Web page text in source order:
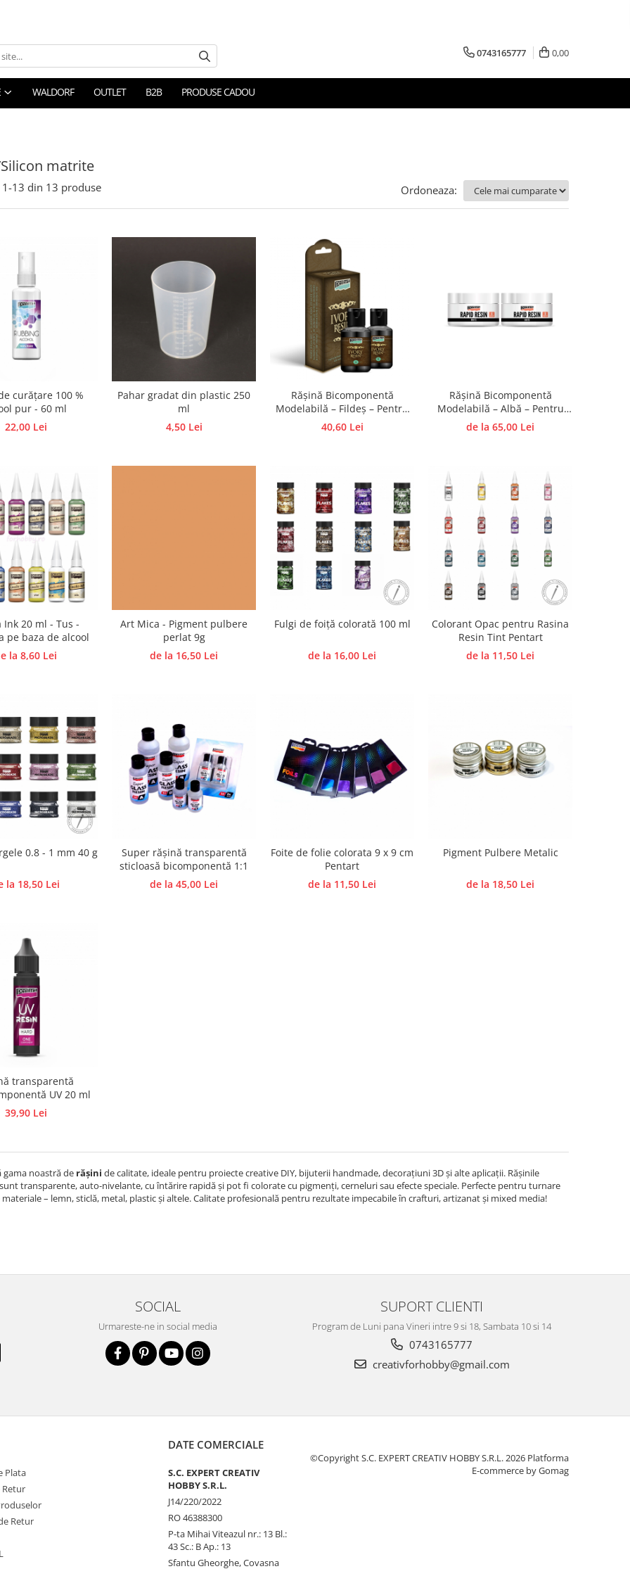
0743165777 0,00
WALDORF OUTLET B2B PRODUSE CADOU
matrite
1-13 din 13 produse Ordoneaza:
curățare 100 %
pur - 60 ml
22,00 Lei
Pahar gradat din plastic 250
ml
4,50 Lei
Rășină Bicomponentă
Modelabilă – Fildeș – Pentru
Bijuterii și Figurine – Uscare
Rapidă - 1:1
40,60 Lei
Rășină Bicomponentă
Modelabilă – Albă – Pentru
Bijuterii și Figurine – Uscare
Rapidă - 1:1
de la 65,00 Lei
Ink 20 ml - Tus -
pe baza de alcool
la 8,60 Lei
Art Mica - Pigment pulbere
perlat 9g
de la 16,50 Lei
Fulgi de foiță colorată 100 ml
de la 16,00 Lei
Colorant Opac pentru Rasina
Resin Tint Pentart
de la 11,50 Lei
0.8 - 1 mm 40 g
la 18,50 Lei
Super rășină transparentă
sticloasă bicomponentă 1:1
de la 45,00 Lei
Foite de folie colorata 9 x 9 cm
Pentart
de la 11,50 Lei
Pigment Pulbere Metalic
de la 18,50 Lei
transparentă
UV 20 ml
39,90 Lei
gama noastră de rășini de calitate, ideale pentru proiecte creative DIY, bijuterii handmade, decorațiuni 3D și alte aplicații. Rășinile
transparente, auto-nivelante, cu întărire rapidă și pot fi colorate cu pigmenți, cerneluri sau efecte speciale. Perfecte pentru turnare
materiale – lemn, sticlă, metal, plastic și altele. Calitate profesională pentru rezultate impecabile în crafturi, artizanat și mixed media!
SOCIAL
Urmareste-ne in social media
SUPORT CLIENTI
Program de Luni pana Vineri intre 9 si 18, Sambata 10 si 14
0743165777
creativforhobby@gmail.com
Plata
Retur
Retur
DATE COMERCIALE
S.C. EXPERT CREATIV
HOBBY S.R.L.
J14/220/2022
RO 46388300
P-ta Mihai Viteazul nr.: 13 Bl.:
43 Sc.: B Ap.: 13
Sfantu Gheorghe, Covasna
©Copyright S.C. EXPERT CREATIV HOBBY S.R.L. 2026 Platforma
E-commerce by Gomag